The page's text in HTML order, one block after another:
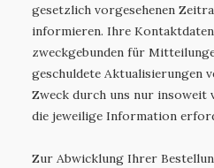
gesetzlich vorgesehenen
informieren. Ihre
zweckgebunden für
geschuldete Aktualisierungen
Zweck durch uns nur insoweit
die jeweilige Information
Zur Abwicklung Ihrer